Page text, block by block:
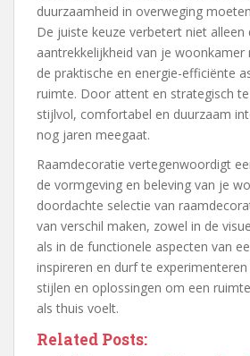
duurzaamheid in overweging
De juiste keuze verbetert niet alleen
aantrekkelijkheid van je
de praktische en energie-efficiënte
ruimte. Door attent en strategisch
stijlvol, comfortabel en duurzaam
nog jaren meegaat.
Raamdecoratie vertegenwoordigt
de vormgeving en beleving van je
doordachte selectie van
van verschil maken, zowel in de
als in de functionele aspecten van
inspireren en durf te
stijlen en oplossingen om een
als thuis voelt.
Related Posts: